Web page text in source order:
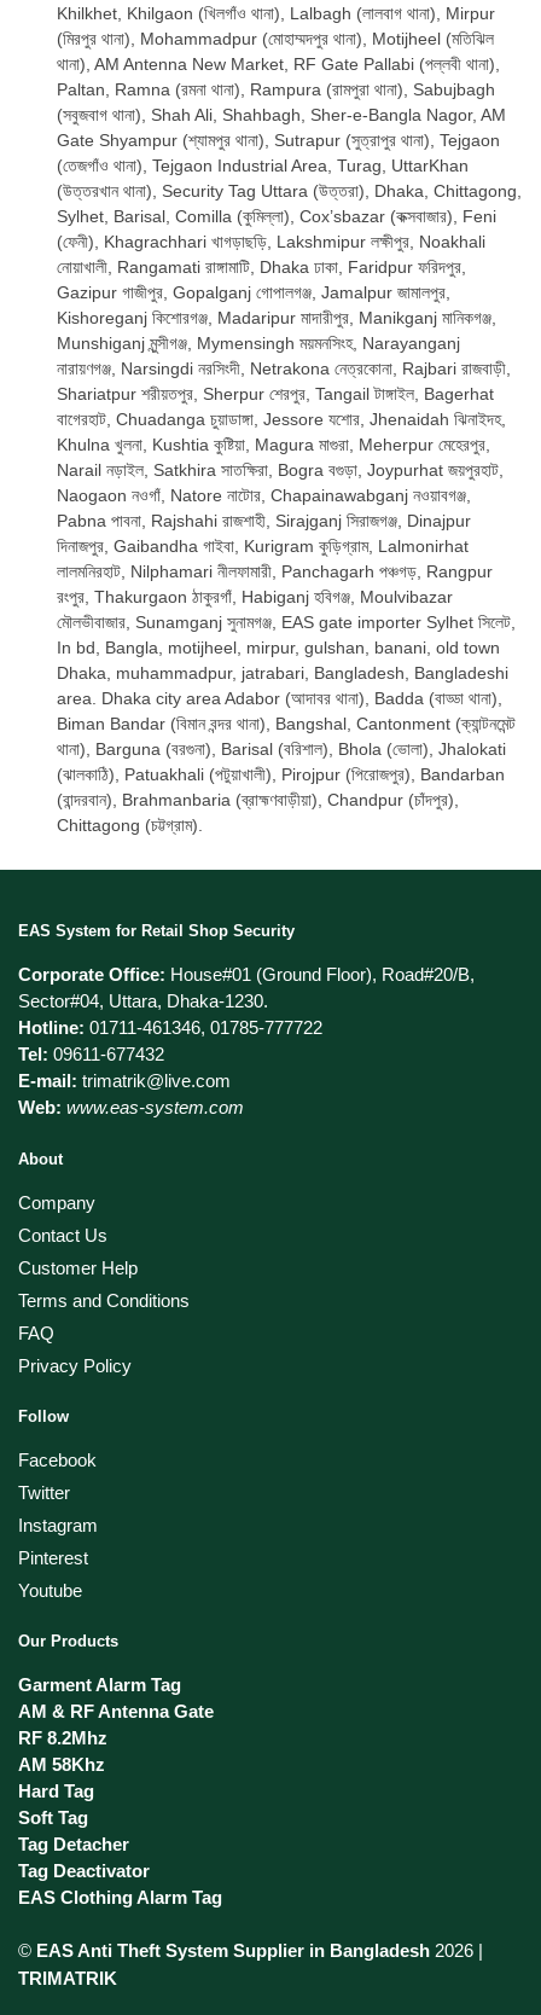
Khilkhet, Khilgaon (খিলগাঁও থানা), Lalbagh (লালবাগ থানা), Mirpur
(মিরপুর থানা), Mohammadpur (মোহাম্মদপুর থানা), Motijheel (মতিঝিল
থানা), AM Antenna New Market, RF Gate Pallabi (পল্লবী থানা),
Paltan, Ramna (রমনা থানা), Rampura (রামপুরা থানা), Sabujbagh
(সবুজবাগ থানা), Shah Ali, Shahbagh, Sher-e-Bangla Nagor, AM
Gate Shyampur (শ্যামপুর থানা), Sutrapur (সুত্রাপুর থানা), Tejgaon
(তেজগাঁও থানা), Tejgaon Industrial Area, Turag, UttarKhan
(উত্তরখান থানা), Security Tag Uttara (উত্তরা), Dhaka, Chittagong,
Sylhet, Barisal, Comilla (কুমিল্লা), Cox’sbazar (কক্সবাজার), Feni
(ফেনী), Khagrachhari খাগড়াছড়ি, Lakshmipur লক্ষীপুর, Noakhali
নোয়াখালী, Rangamati রাঙ্গামাটি, Dhaka ঢাকা, Faridpur ফরিদপুর,
Gazipur গাজীপুর, Gopalganj গোপালগঞ্জ, Jamalpur জামালপুর,
Kishoreganj কিশোরগঞ্জ, Madaripur মাদারীপুর, Manikganj মানিকগঞ্জ,
Munshiganj মুন্সীগঞ্জ, Mymensingh ময়মনসিংহ, Narayanganj
নারায়ণগঞ্জ, Narsingdi নরসিংদী, Netrakona নেত্রকোনা, Rajbari রাজবাড়ী,
Shariatpur শরীয়তপুর, Sherpur শেরপুর, Tangail টাঙ্গাইল, Bagerhat
বাগেরহাট, Chuadanga চুয়াডাঙ্গা, Jessore যশোর, Jhenaidah ঝিনাইদহ,
Khulna খুলনা, Kushtia কুষ্টিয়া, Magura মাগুরা, Meherpur মেহেরপুর,
Narail নড়াইল, Satkhira সাতক্ষিরা, Bogra বগুড়া, Joypurhat জয়পুরহাট,
Naogaon নওগাঁ, Natore নাটোর, Chapainawabganj নওয়াবগঞ্জ,
Pabna পাবনা, Rajshahi রাজশাহী, Sirajganj সিরাজগঞ্জ, Dinajpur
দিনাজপুর, Gaibandha গাইবা, Kurigram কুড়িগ্রাম, Lalmonirhat
লালমনিরহাট, Nilphamari নীলফামারী, Panchagarh পঞ্চগড়, Rangpur
রংপুর, Thakurgaon ঠাকুরগাঁ, Habiganj হবিগঞ্জ, Moulvibazar
মৌলভীবাজার, Sunamganj সুনামগঞ্জ, EAS gate importer Sylhet সিলেট,
In bd, Bangla, motijheel, mirpur, gulshan, banani, old town
Dhaka, muhammadpur, jatrabari, Bangladesh, Bangladeshi
area. Dhaka city area Adabor (আদাবর থানা), Badda (বাড্ডা থানা),
Biman Bandar (বিমান বন্দর থানা), Bangshal, Cantonment (ক্যান্টনমেন্ট
থানা), Barguna (বরগুনা), Barisal (বরিশাল), Bhola (ভোলা), Jhalokati
(ঝালকাঠি), Patuakhali (পটুয়াখালী), Pirojpur (পিরোজপুর), Bandarban
(বান্দরবান), Brahmanbaria (ব্রাহ্মণবাড়ীয়া), Chandpur (চাঁদপুর),
Chittagong (চট্টগ্রাম).
EAS System for Retail Shop Security
Corporate Office: House#01 (Ground Floor), Road#20/B,
Sector#04, Uttara, Dhaka-1230.
Hotline: 01711-461346, 01785-777722
Tel: 09611-677432
E-mail: trimatrik@live.com
Web: www.eas-system.com
About
Company
Contact Us
Customer Help
Terms and Conditions
FAQ
Privacy Policy
Follow
Facebook
Twitter
Instagram
Pinterest
Youtube
Our Products
Garment Alarm Tag
AM & RF Antenna Gate
RF 8.2Mhz
AM 58Khz
Hard Tag
Soft Tag
Tag Detacher
Tag Deactivator
EAS Clothing Alarm Tag
© EAS Anti Theft System Supplier in Bangladesh 2026 |
TRIMATRIK